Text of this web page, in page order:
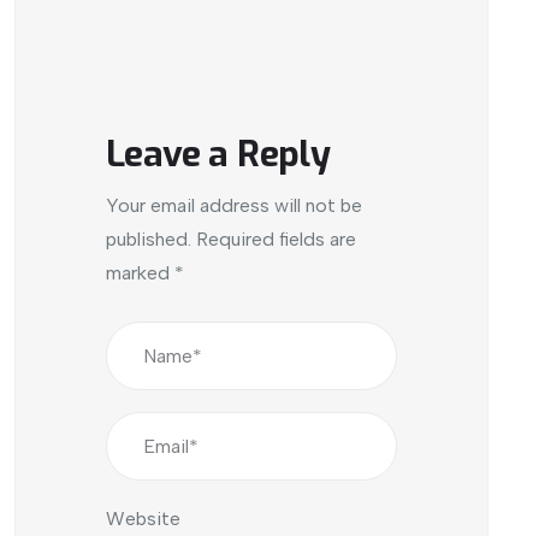
Leave a Reply
Your email address will not be
published. Required fields are
marked *
Website